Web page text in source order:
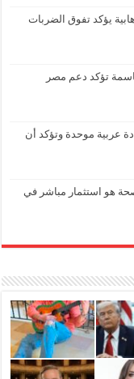
يؤكد تفوق الضربات
تؤكد دعم مصر
عربية موحدة وتؤكد أن
هو استثمار مباشر في